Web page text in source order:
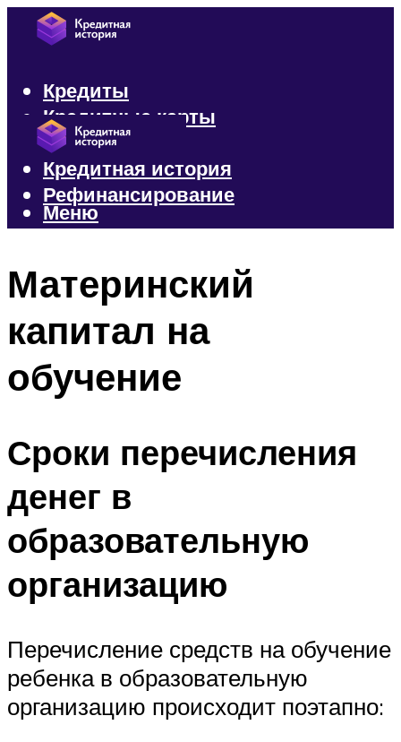
Кредиты
Кредитные карты
Микрозаймы
Кредитная история
Рефинансирование
Меню
Материнский
капитал на
обучение
Сроки перечисления
денег в
образовательную
организацию
Перечисление средств на обучение
ребенка в образовательную
организацию происходит поэтапно: